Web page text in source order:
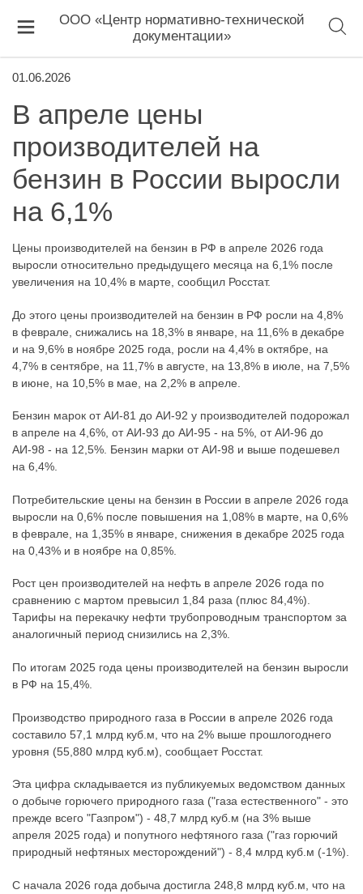
ООО «Центр нормативно-технической
документации»
01.06.2026
В апреле цены
производителей на
бензин в России выросли
на 6,1%
Цены производителей на бензин в РФ в апреле 2026 года
выросли относительно предыдущего месяца на 6,1% после
увеличения на 10,4% в марте, сообщил Росстат.
До этого цены производителей на бензин в РФ росли на 4,8%
в феврале, снижались на 18,3% в январе, на 11,6% в декабре
и на 9,6% в ноябре 2025 года, росли на 4,4% в октябре, на
4,7% в сентябре, на 11,7% в августе, на 13,8% в июле, на 7,5%
в июне, на 10,5% в мае, на 2,2% в апреле.
Бензин марок от АИ-81 до АИ-92 у производителей подорожал
в апреле на 4,6%, от АИ-93 до АИ-95 - на 5%, от АИ-96 до
АИ-98 - на 12,5%. Бензин марки от АИ-98 и выше подешевел
на 6,4%.
Потребительские цены на бензин в России в апреле 2026 года
выросли на 0,6% после повышения на 1,08% в марте, на 0,6%
в феврале, на 1,35% в январе, снижения в декабре 2025 года
на 0,43% и в ноябре на 0,85%.
Рост цен производителей на нефть в апреле 2026 года по
сравнению с мартом превысил 1,84 раза (плюс 84,4%).
Тарифы на перекачку нефти трубопроводным транспортом за
аналогичный период снизились на 2,3%.
По итогам 2025 года цены производителей на бензин выросли
в РФ на 15,4%.
Производство природного газа в России в апреле 2026 года
составило 57,1 млрд куб.м, что на 2% выше прошлогоднего
уровня (55,880 млрд куб.м), сообщает Росстат.
Эта цифра складывается из публикуемых ведомством данных
о добыче горючего природного газа ("газа естественного" - это
прежде всего "Газпром") - 48,7 млрд куб.м (на 3% выше
апреля 2025 года) и попутного нефтяного газа ("газ горючий
природный нефтяных месторождений") - 8,4 млрд куб.м (-1%).
С начала 2026 года добыча достигла 248,8 млрд куб.м, что на